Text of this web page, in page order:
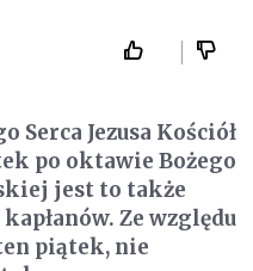
Serca Jezusa Kościół
po oktawie Bożego
jest to także
Ze względu
piątek, nie